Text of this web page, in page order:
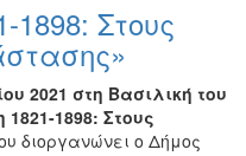
1898: Στους
2021 στη Βασιλική του
1898: Στους
διοργανώνει ο Δήμος